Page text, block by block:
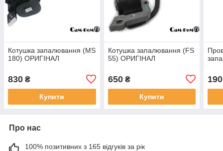
Котушка запалювання (MS
180) ОРИГІНАЛ
830 ₴
Купити
Котушка запалювання (FS
55) ОРИГІНАЛ
650₴
Купити
190
Про нас
100% позитивних з 165 відгуків за рік